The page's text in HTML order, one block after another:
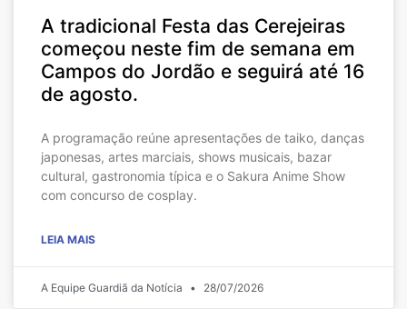
A tradicional Festa das Cerejeiras
começou neste fim de semana em
Campos do Jordão e seguirá até 16
de agosto.
A programação reúne apresentações de taiko, danças
japonesas, artes marciais, shows musicais, bazar
cultural, gastronomia típica e o Sakura Anime Show
com concurso de cosplay.
LEIA MAIS
A Equipe Guardiã da Notícia 28/07/2026